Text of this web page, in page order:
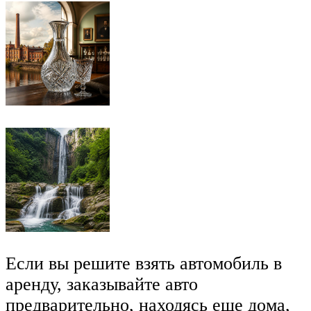
Если вы решите взять автомобиль в
аренду, заказывайте авто
предварительно, находясь еще дома,